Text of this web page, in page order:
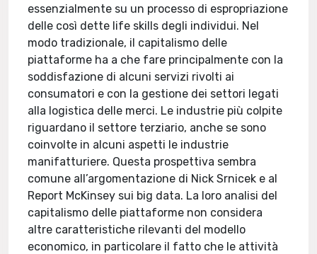
essenzialmente su un processo di espropriazione
delle così dette life skills degli individui. Nel
modo tradizionale, il capitalismo delle
piattaforme ha a che fare principalmente con la
soddisfazione di alcuni servizi rivolti ai
consumatori e con la gestione dei settori legati
alla logistica delle merci. Le industrie più colpite
riguardano il settore terziario, anche se sono
coinvolte in alcuni aspetti le industrie
manifatturiere. Questa prospettiva sembra
comune all’argomentazione di Nick Srnicek e al
Report McKinsey sui big data. La loro analisi del
capitalismo delle piattaforme non considera
altre caratteristiche rilevanti del modello
economico, in particolare il fatto che le attività